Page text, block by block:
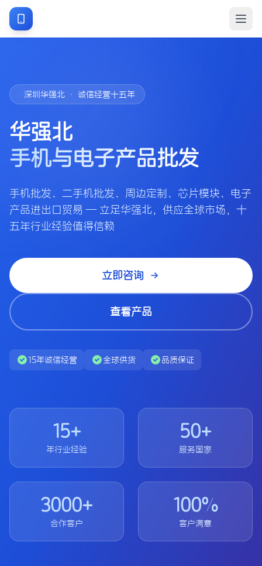
深圳华强北 · 诚信经营十五年
华强北
手机与电子产品批发
手机批发、二手机批发、周边定制、芯片模块、电子
产品进出口贸易 — 立足华强北，供应全球市场，十
五年行业经验值得信赖
立即咨询
查看产品
15年诚信经营 全球供货 品质保证
15+
年行业经验
50+
服务国家
3000+
合作客户
100%
客户满意